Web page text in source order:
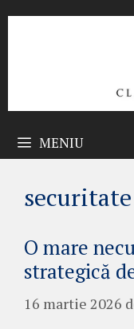
MENIU
O mare
strategică
16 martie 2026